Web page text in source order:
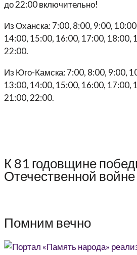
до 22:00 включительно!
Из Оханска: 7:00, 8:00, 9:00,
14:00, 15:00, 16:00, 17:00, 18:00,
22:00.
Из Юго-Камска: 7:00, 8:00, 9:00,
13:00, 14:00, 15:00, 16:00, 17:00,
21:00, 22:00.
К 81 годовщине
Отечественной войне
Помним вечно